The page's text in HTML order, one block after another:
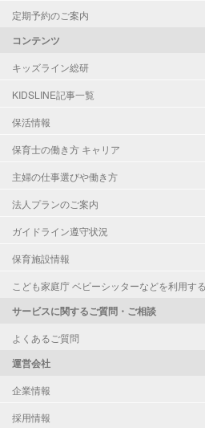
定期予約のご案内
コンテンツ
キッズライン総研
KIDSLINE記事一覧
保活情報
保育士の働き方 キャリア
主婦の仕事選びや働き方
法人プランのご案内
ガイドライン遵守状況
保育施設情報
こども家庭庁 ベビーシッターなどを利用す
サービスに関するご質問・ご相談
よくあるご質問
運営会社
企業情報
採用情報